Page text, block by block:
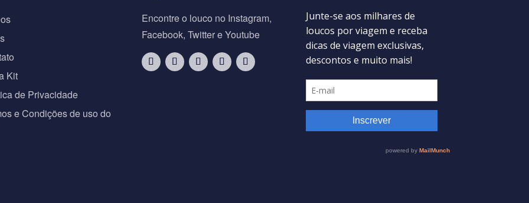
Kit
de Privacidade
e Condições de uso do
Encontre o louco no Instagram,
Facebook, Twitter e Youtube